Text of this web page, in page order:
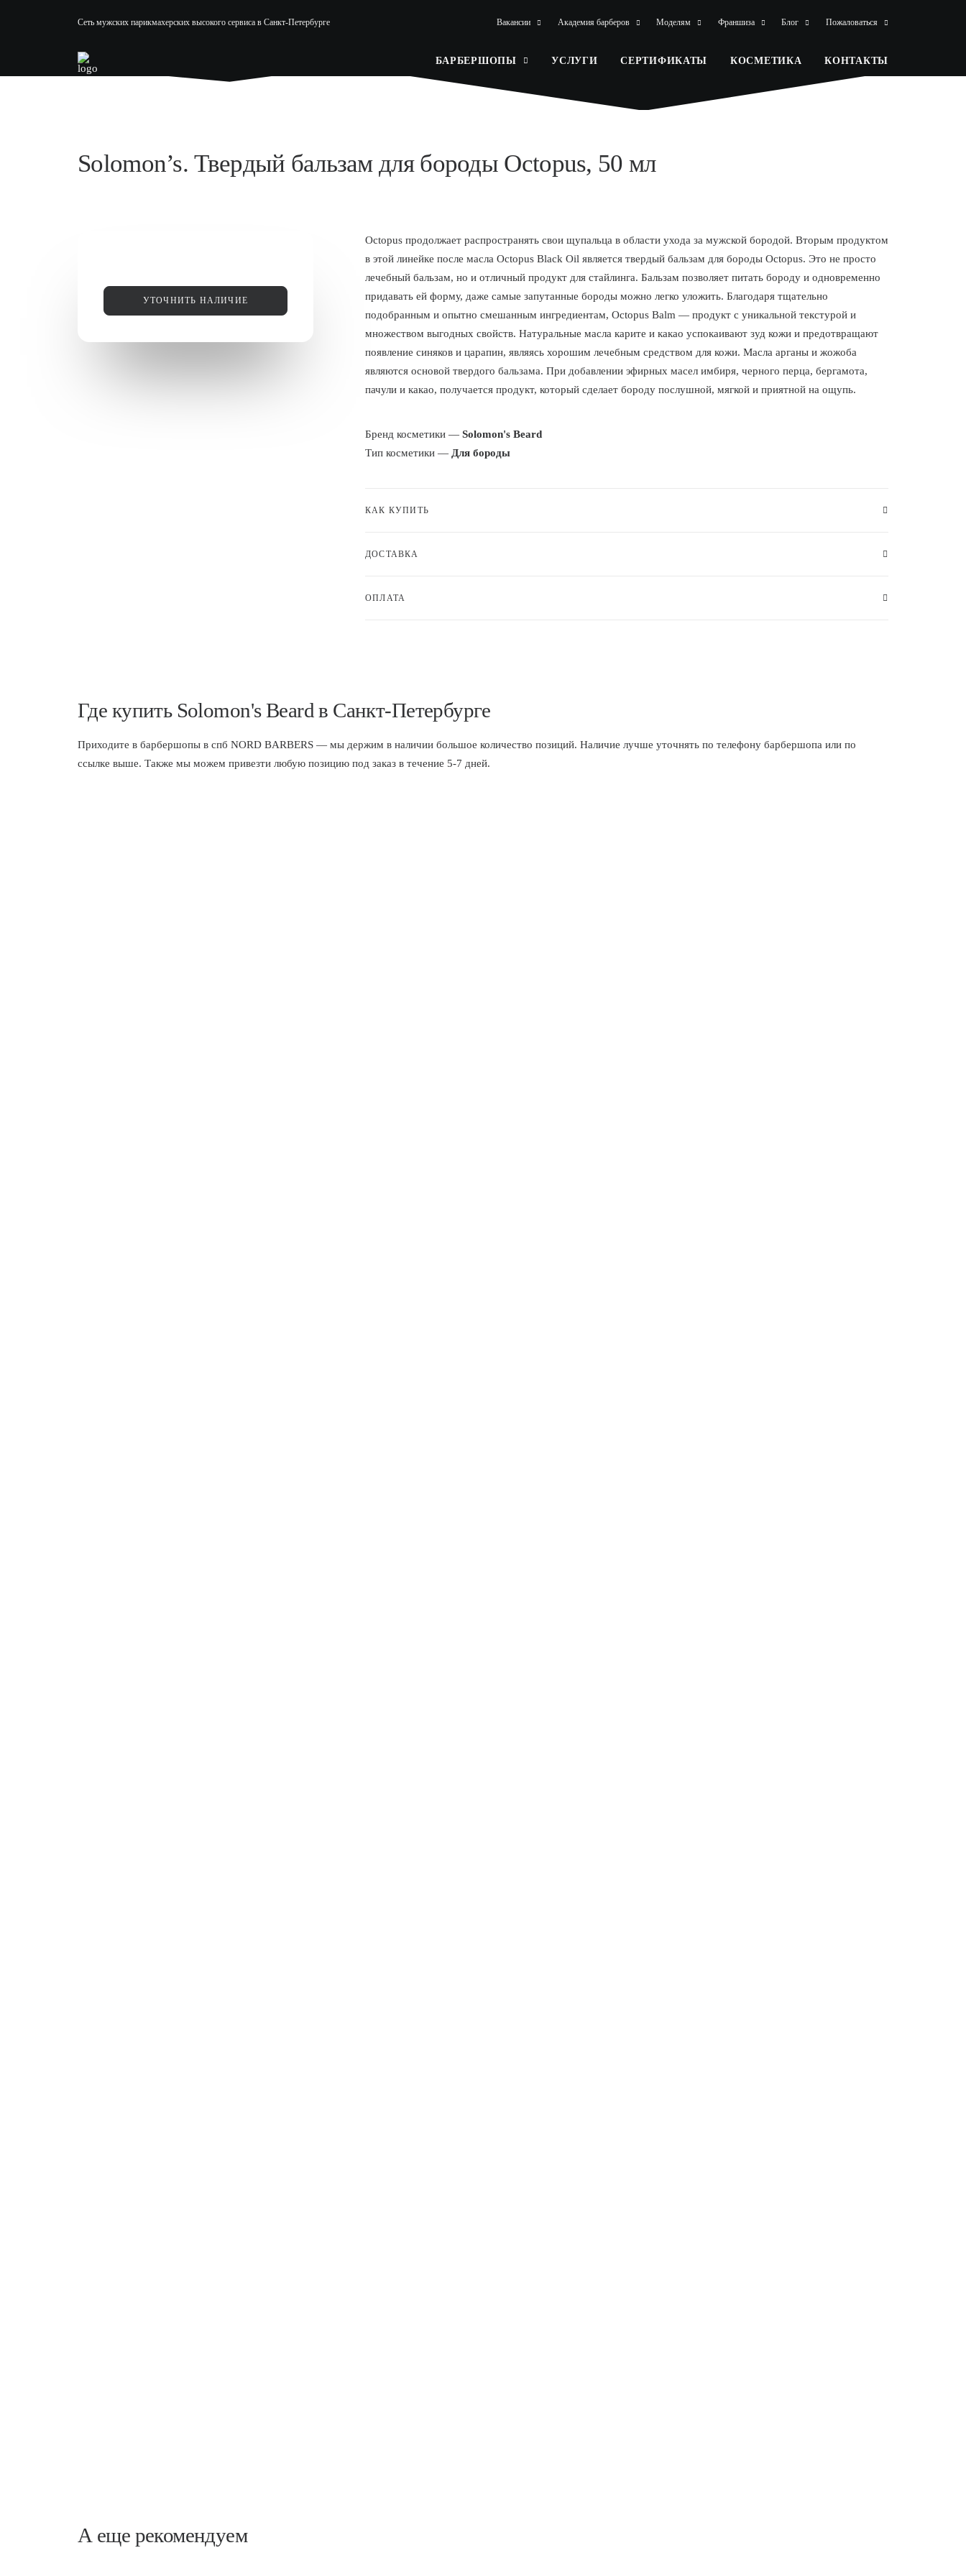
Сеть мужских парикмахерских высокого сервиса в Санкт-Петербурге Вакансии Академия барберов Моделям Франшиза Блог Пожаловаться
БАРБЕРШОПЫ УСЛУГИ СЕРТИФИКАТЫ КОСМЕТИКА КОНТАКТЫ
Solomon’s. Твердый бальзам для бороды Octopus, 50 мл
УТОЧНИТЬ НАЛИЧИЕ
Octopus продолжает распространять свои щупальца в области ухода за мужской бородой. Вторым продуктом
в этой линейке после масла Octopus Black Oil является твердый бальзам для бороды Octopus. Это не просто
лечебный бальзам, но и отличный продукт для стайлинга. Бальзам позволяет питать бороду и одновременно
придавать ей форму, даже самые запутанные бороды можно легко уложить. Благодаря тщательно
подобранным и опытно смешанным ингредиентам, Octopus Balm — продукт с уникальной текстурой и
множеством выгодных свойств. Натуральные масла карите и какао успокаивают зуд кожи и предотвращают
появление синяков и царапин, являясь хорошим лечебным средством для кожи. Масла арганы и жожоба
являются основой твердого бальзама. При добавлении эфирных масел имбиря, черного перца, бергамота,
пачули и какао, получается продукт, который сделает бороду послушной, мягкой и приятной на ощупь.
Бренд косметики — Solomon's Beard
Тип косметики — Для бороды
КАК КУПИТЬ
ДОСТАВКА
ОПЛАТА
Где купить Solomon's Beard в Санкт-Петербурге
Приходите в барбершопы в спб NORD BARBERS — мы держим в наличии большое количество позиций. Наличие лучше уточнять по телефону барбершопа или по
ссылке выше. Также мы можем привезти любую позицию под заказ в течение 5-7 дней.
А еще рекомендуем